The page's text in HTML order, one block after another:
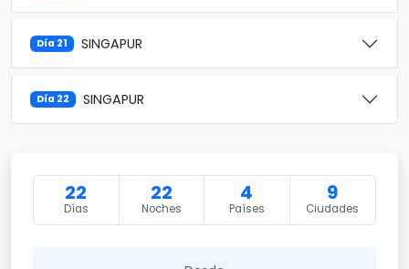
Día 21 SINGAPUR
Día 22 SINGAPUR
22
Días
22
Noches
4
Países
9
Ciudades